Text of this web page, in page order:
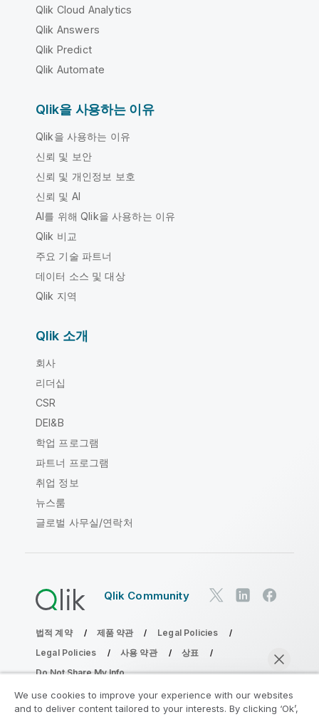
Qlik Cloud Analytics
Qlik Answers
Qlik Predict
Qlik Automate
Qlik을 사용하는 이유
Qlik을 사용하는 이유
신뢰 및 보안
신뢰 및 개인정보 보호
신뢰 및 AI
AI를 위해 Qlik을 사용하는 이유
Qlik 비교
주요 기술 파트너
데이터 소스 및 대상
Qlik 지역
Qlik 소개
회사
리더십
CSR
DEI&B
학업 프로그램
파트너 프로그램
취업 정보
뉴스룸
글로벌 사무실/연락처
Qlik Community
법적 계약 제품 약관
Legal Policies
Legal Policies
사용 약관
상표
Do Not Share My Info
Copyright © 1993-2026 QlikTech International AB. 무단 전재
및 복제를 금합니다.
We use cookies to improve your experience with our websites
and to deliver content tailored to your interests. By clicking ‘Ok’,